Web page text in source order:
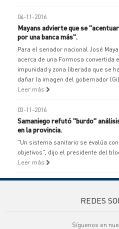
04-11-2016
Mayans advierte que se
por una banca más".
Para el senador nacional José
acerca de una Formosa convertida
impunidad y zona liberada que se
dañar la imagen del gobernador
Leer más
03-11-2016
Samaniego refutó "burdo"
en la provincia.
"Un sistema sanitario se evalúa
objetivos", dijo el presidente del
Leer más
REDES
Síguenos en